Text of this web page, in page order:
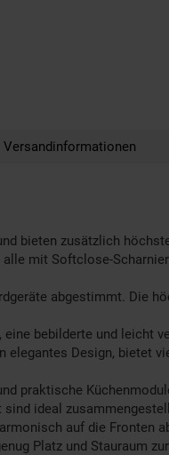
Versandinformationen
bieten zusätzlich
alle mit Softclose-
abgestimmt. Die
bebilderte und
Design, bietet
praktische
sind ideal
auf die Fronten
Platz und Stauraum